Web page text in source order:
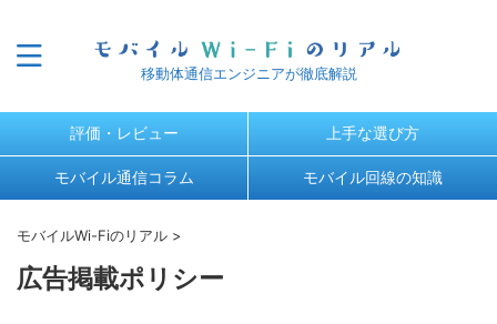
移動体通信エンジニアが徹底解説
評価・レビュー 上手な選び方
モバイル通信コラム モバイル回線の知識
モバイルWi-Fiのリアル >
広告掲載ポリシー